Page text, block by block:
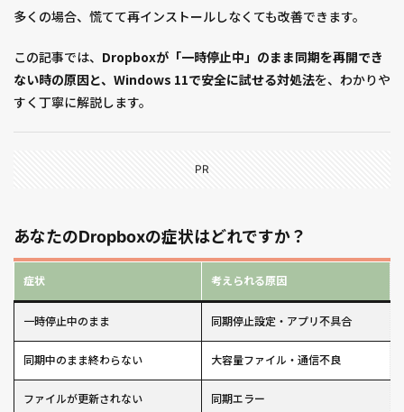
多くの場合、慌てて再インストールしなくても改善できます。
この記事では、 Dropboxが「一時停止中」のまま同期を再開でき
ない時の原因と、Windows 11で安全に試せる対処法を、わかりや
すく丁寧に解説します。
PR
あなたのDropboxの症状はどれですか？
症状 考えられる原因
一時停止中のまま 同期停止設定・アプリ不具合
同期中のまま終わらない 大容量ファイル・通信不良
ファイルが更新されない 同期エラー